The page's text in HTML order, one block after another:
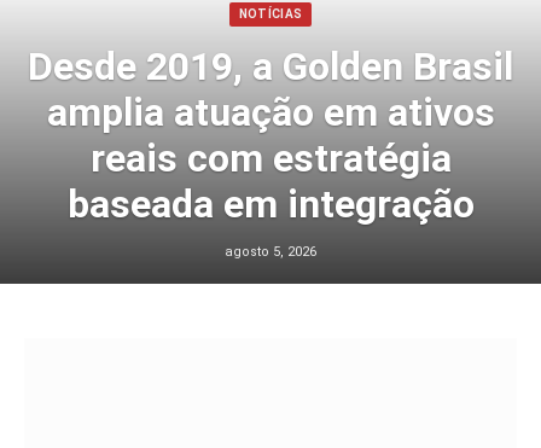
NOTÍCIAS
Desde 2019, a Golden Brasil
amplia atuação em ativos
reais com estratégia
baseada em integração
agosto 5, 2026